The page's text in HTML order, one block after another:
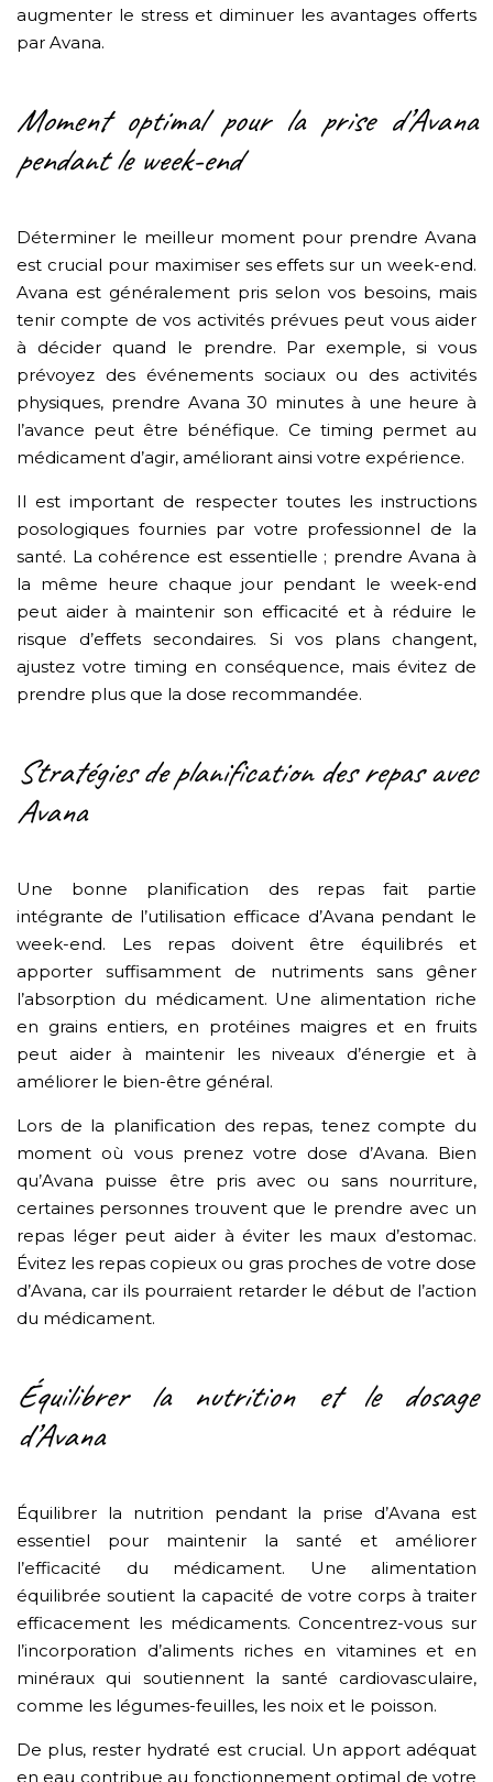
augmenter le stress et diminuer les avantages offerts
par Avana.
Moment optimal pour la prise d’Avana
pendant le week-end
Déterminer le meilleur moment pour prendre Avana
est crucial pour maximiser ses effets sur un week-end.
Avana est généralement pris selon vos besoins, mais
tenir compte de vos activités prévues peut vous aider
à décider quand le prendre. Par exemple, si vous
prévoyez des événements sociaux ou des activités
physiques, prendre Avana 30 minutes à une heure à
l’avance peut être bénéfique. Ce timing permet au
médicament d’agir, améliorant ainsi votre expérience.
Il est important de respecter toutes les instructions
posologiques fournies par votre professionnel de la
santé. La cohérence est essentielle ; prendre Avana à
la même heure chaque jour pendant le week-end
peut aider à maintenir son efficacité et à réduire le
risque d’effets secondaires. Si vos plans changent,
ajustez votre timing en conséquence, mais évitez de
prendre plus que la dose recommandée.
Stratégies de planification des repas avec
Avana
Une bonne planification des repas fait partie
intégrante de l’utilisation efficace d’Avana pendant le
week-end. Les repas doivent être équilibrés et
apporter suffisamment de nutriments sans gêner
l’absorption du médicament. Une alimentation riche
en grains entiers, en protéines maigres et en fruits
peut aider à maintenir les niveaux d’énergie et à
améliorer le bien-être général.
Lors de la planification des repas, tenez compte du
moment où vous prenez votre dose d’Avana. Bien
qu’Avana puisse être pris avec ou sans nourriture,
certaines personnes trouvent que le prendre avec un
repas léger peut aider à éviter les maux d’estomac.
Évitez les repas copieux ou gras proches de votre dose
d’Avana, car ils pourraient retarder le début de l’action
du médicament.
Équilibrer la nutrition et le dosage
d’Avana
Équilibrer la nutrition pendant la prise d’Avana est
essentiel pour maintenir la santé et améliorer
l’efficacité du médicament. Une alimentation
équilibrée soutient la capacité de votre corps à traiter
efficacement les médicaments. Concentrez-vous sur
l’incorporation d’aliments riches en vitamines et en
minéraux qui soutiennent la santé cardiovasculaire,
comme les légumes-feuilles, les noix et le poisson.
De plus, rester hydraté est crucial. Un apport adéquat
en eau contribue au fonctionnement optimal de votre